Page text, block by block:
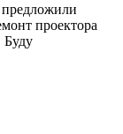
проектора
Буду